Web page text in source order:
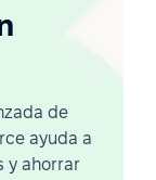
de
ayuda a
y ahorrar